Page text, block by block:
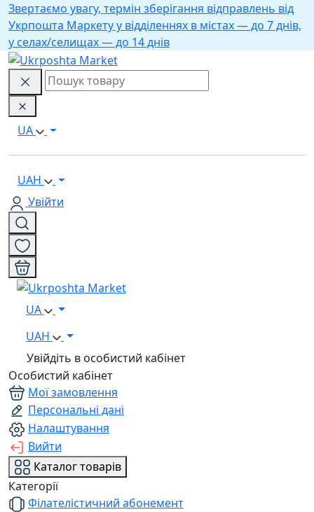
Звертаємо увагу, термін зберігання відправлень від
Укрпошта Маркету у відділеннях в містах — до 7 днів,
у селах/селищах — до 14 днів
UA
UAH
Увійти
UA
UAH
Увійдіть в особистий кабінет
Особистий кабінет
Мої замовлення
Персональні дані
Налаштування
Вийти
Каталог товарів
Категорії
Філателістичний абонемент